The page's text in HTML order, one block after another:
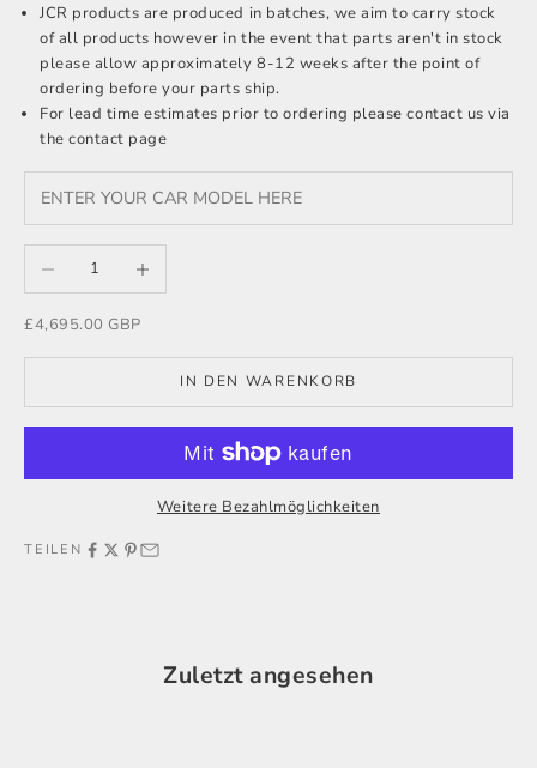
JCR products are produced in batches, we aim to carry stock
of all products however in the event that parts aren't in stock
please allow approximately 8-12 weeks after the point of
ordering before your parts ship.
For lead time estimates prior to ordering pleasecontact us via
the contact page
Anzahl verringern
Angebot
£4,695.00 GBP
IN DEN WARENKORB
Weitere Bezahlmöglichkeiten
TEILEN
Zuletzt angesehen